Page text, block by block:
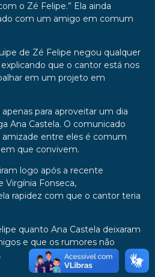
o Zé Felipe.” Ela ainda
com um amigo em comum
de Zé Felipe negou qualquer
que o cantor está nos
em um projeto em
para aproveitar um dia
Ana Castela. O comunicado
entre eles é comum
que convivem.
logo após a recente
Virgínia Fonseca,
rapidez com que o cantor teria
quanto Ana Castela deixaram
e que os rumores não